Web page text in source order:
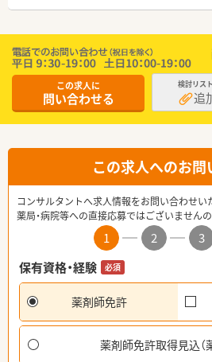
この求人に
問い合わせる
検討リス
追
この求人へのお問
コンサルタントへ求人情報をお問い合わせい
薬局・病院等への直接応募ではございませんの
1 2 3
保有資格・経験
必須
薬剤師免許
薬剤師免許取得見込（